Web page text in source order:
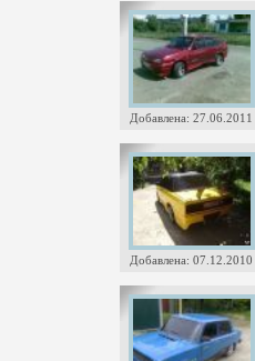
Добавлена: 27.06.2011
Добавлена: 07.12.2010